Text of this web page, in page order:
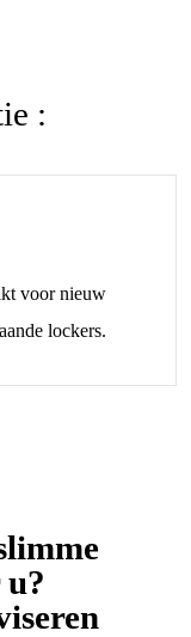
:
voor nieuw
lockers.